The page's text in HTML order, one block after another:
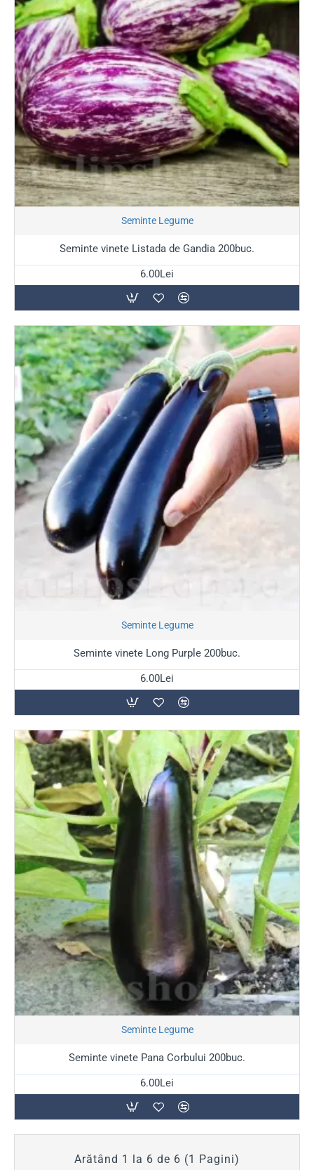
Seminte Legume
Seminte vinete Listada de Gandia 200buc.
6.00Lei
Seminte Legume
Seminte vinete Long Purple 200buc.
6.00Lei
Seminte Legume
Seminte vinete Pana Corbului 200buc.
6.00Lei
Arătând 1 la 6 de 6 (1 Pagini)